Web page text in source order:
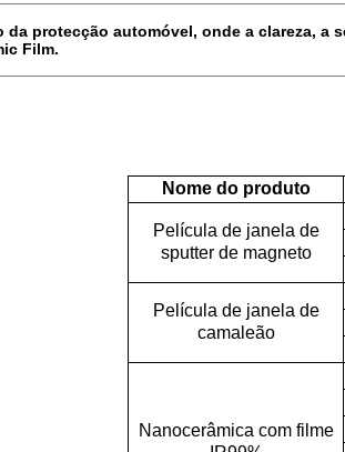
da protecção automóvel, onde a clareza, a
Film.
Nome do produto
Película de janela de
sputter de magneto
Película de janela de
camaleão
Nanocerâmica com filme